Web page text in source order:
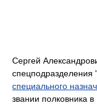
Сергей
специального
звании полковника